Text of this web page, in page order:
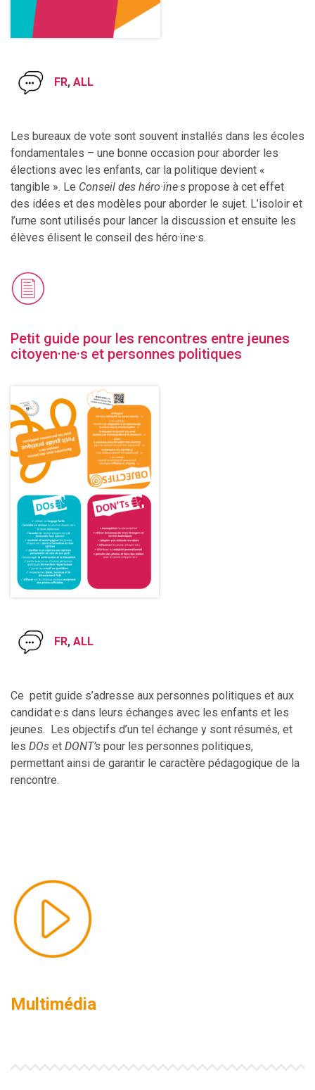
FR, ALL
Les bureaux de vote sont souvent installés dans les écoles
fondamentales – une bonne occasion pour aborder les
élections avec les enfants, car la politique devient «
tangible ». Le Conseil des héro·ïne·s propose à cet effet
des idées et des modèles pour aborder le sujet. L’isoloir et
l’urne sont utilisés pour lancer la discussion et ensuite les
élèves élisent le conseil des héro·ïne·s.
Petit guide pour les rencontres entre jeunes
citoyen·ne·s et personnes politiques
FR, ALL
Ce petit guide s’adresse aux personnes politiques et aux
candidat·e·s dans leurs échanges avec les enfants et les
jeunes. Les objectifs d’un tel échange y sont résumés, et
les DOs et DONT’s pour les personnes politiques,
permettant ainsi de garantir le caractère pédagogique de la
rencontre.
Multimédia